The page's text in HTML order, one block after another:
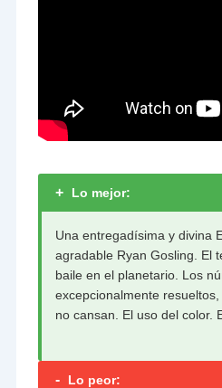
+ Lo mejor:
Una entregadísima y divina
agradable Ryan Gosling. El
baile en el planetario. Los
excepcionalmente
no cansan. El uso del color.
- Lo peor: